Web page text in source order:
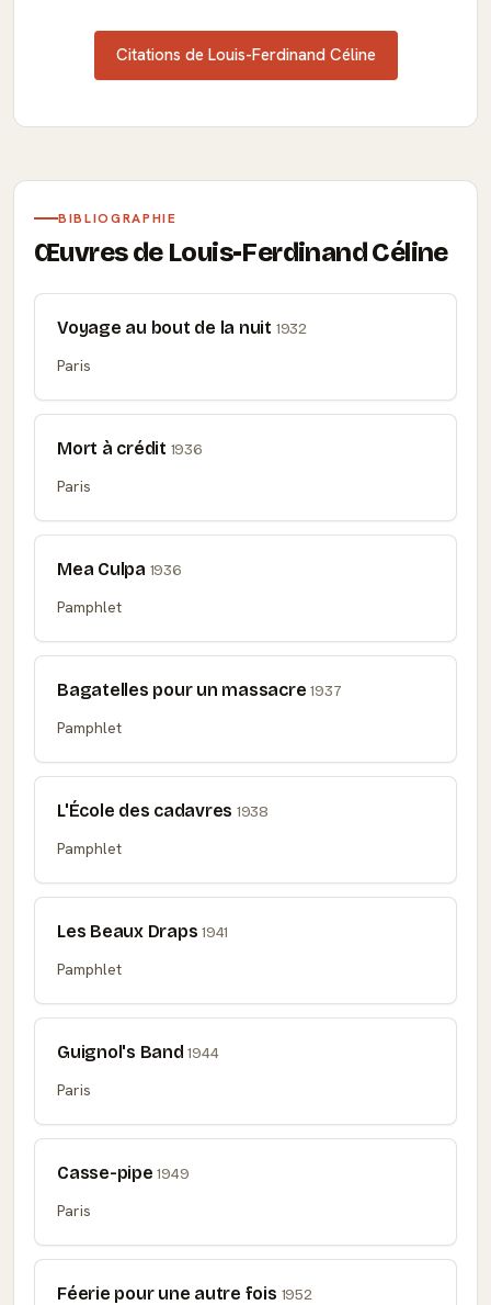
Citations de Louis-Ferdinand Céline
BIBLIOGRAPHIE
Œuvres de Louis-Ferdinand Céline
Voyage au bout de la nuit 1932
Paris
Mort à crédit 1936
Paris
Mea Culpa 1936
Pamphlet
Bagatelles pour un massacre1937
Pamphlet
L'École des cadavres 1938
Pamphlet
Les Beaux Draps1941
Pamphlet
Guignol's Band1944
Paris
Casse-pipe1949
Paris
Féerie pour une autre fois 1952